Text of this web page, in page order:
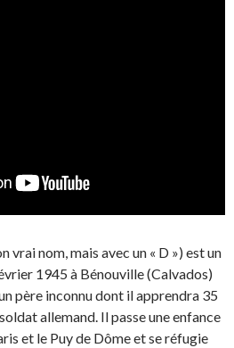
vrai nom, mais avec un « D ») est un
1945 à Bénouville (Calvados)
père inconnu dont il apprendra 35
allemand. Il passe une enfance
et le Puy de Dôme et se réfugie